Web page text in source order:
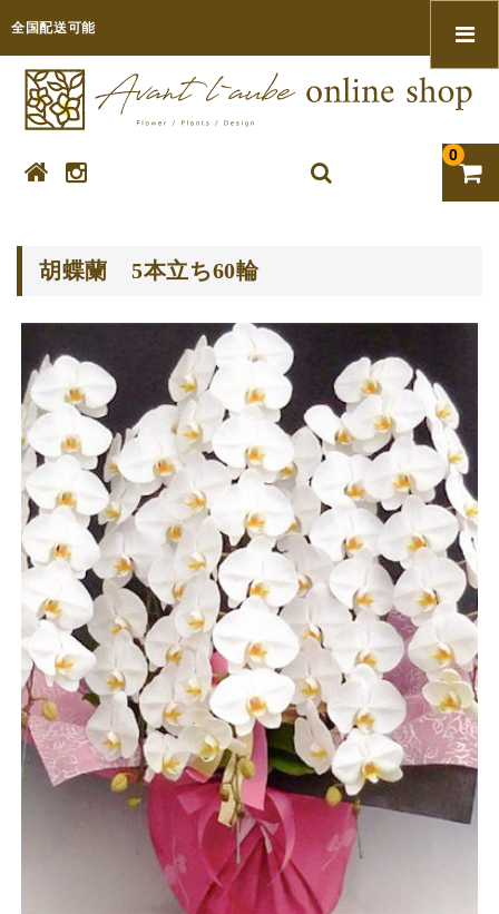
全国配送可能
0
胡蝶蘭 5本立ち60輪